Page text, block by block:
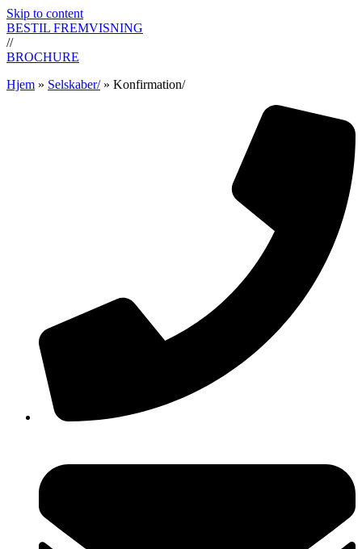
Skip to content
BESTIL FREMVISNING
//
BROCHURE
Hjem » Selskaber/» Konfirmation/